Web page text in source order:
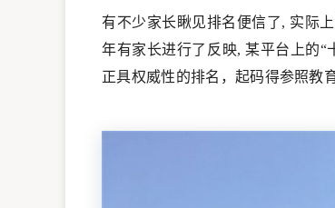
有不少家长瞅见排名便信了, 实际
年有家长进行了反映, 某平台上的
正具权威性的排名，起码得参照教